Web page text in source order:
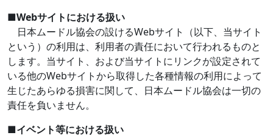
■Webサイトにおける扱い
日本ムードル協会の設けるWebサイト（以下、当サイト
という）の利用は、利用者の責任において行われるものと
します。当サイト、および当サイトにリンクが設定されて
いる他のWebサイトから取得した各種情報の利用によって
生じたあらゆる損害に関して、日本ムードル協会は一切の
責任を負いません。
■イベント等における扱い